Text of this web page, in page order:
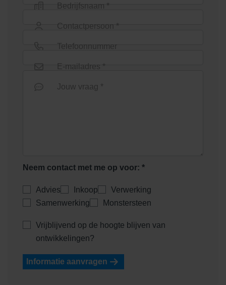
Bedrijfsnaam *
Contactpersoon *
Telefoonnummer
E-mailadres *
Jouw vraag *
Neem contact met me op voor: *
Advies Inkoop
Verwerking
Samenwerking
Monstersteen
Vrijblijvend op de hoogte blijven van
ontwikkelingen?
Informatie aanvragen